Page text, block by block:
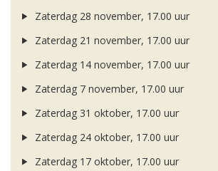
Zaterdag 28 november, 17.00 uur
Zaterdag 21 november, 17.00 uur
Zaterdag 14 november, 17.00 uur
Zaterdag 7 november, 17.00 uur
Zaterdag 31 oktober, 17.00 uur
Zaterdag 24 oktober, 17.00 uur
Zaterdag 17 oktober, 17.00 uur